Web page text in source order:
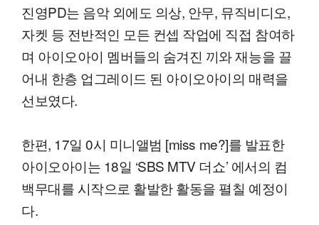
진영PD는 음악 외에도 의상, 안무, 뮤직비디오,
자켓 등 전반적인 모든 컨셉 작업에 직접 참여하
며 아이오아이 멤버들의 숨겨진 끼와 재능을 끌
어내 한층 업그레이드 된 아이오아이의 매력을
선보였다.
한편, 17일 0시 미니앨범 [miss me?]를 발표한
아이오아이는 18일 ‘SBS MTV 더쇼’ 에서의 컴
백무대를 시작으로 활발한 활동을 펼칠 예정이
다.